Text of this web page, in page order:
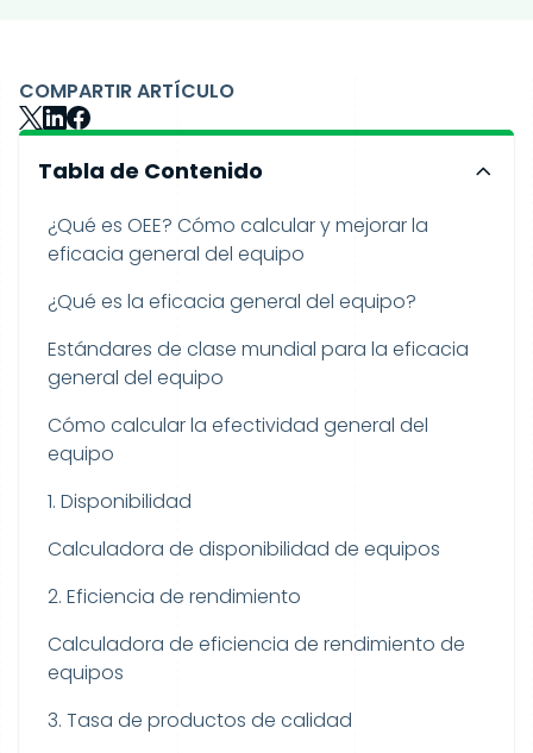
COMPARTIR ARTÍCULO
Tabla de Contenido
¿Qué es OEE? Cómo calcular y mejorar la
eficacia general del equipo
¿Qué es la eficacia general del equipo?
Estándares de clase mundial para la eficacia
general del equipo
Cómo calcular la efectividad general del
equipo
1. Disponibilidad
Calculadora de disponibilidad de equipos
2. Eficiencia de rendimiento
Calculadora de eficiencia de rendimiento de
equipos
3. Tasa de productos de calidad